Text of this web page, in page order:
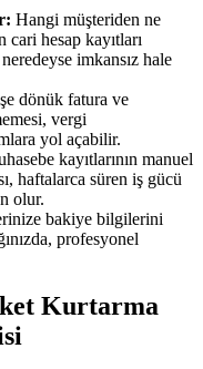
Hangi müşteriden ne
cari hesap kayıtları
imkansız hale
dönük fatura ve
vergi
yol açabilir.
kayıtlarının manuel
haftalarca süren iş gücü
olur.
bakiye bilgilerini
profesyonel
Kurtarma